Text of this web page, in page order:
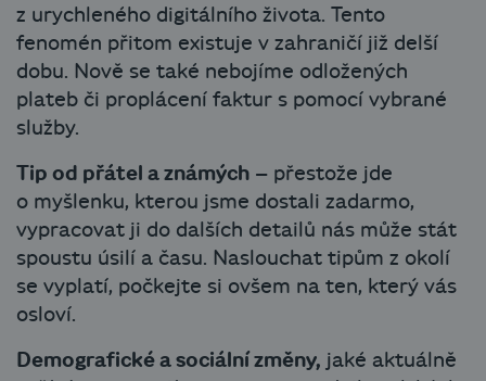
z urychleného digitálního života. Tento
fenomén přitom existuje v zahraničí již delší
dobu. Nově se také nebojíme odložených
plateb či proplácení faktur s pomocí vybrané
služby.
Tip od přátel a známých – přestože jde
o myšlenku, kterou jsme dostali zadarmo,
vypracovat ji do dalších detailů nás může stát
spoustu úsilí a času. Naslouchat tipům z okolí
se vyplatí, počkejte si ovšem na ten, který vás
osloví.
Demografické a sociální změny, jaké aktuálně